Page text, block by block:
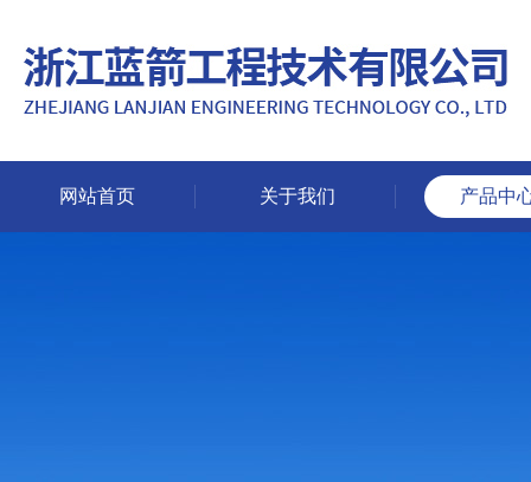
网站首页 关于我们 产品中